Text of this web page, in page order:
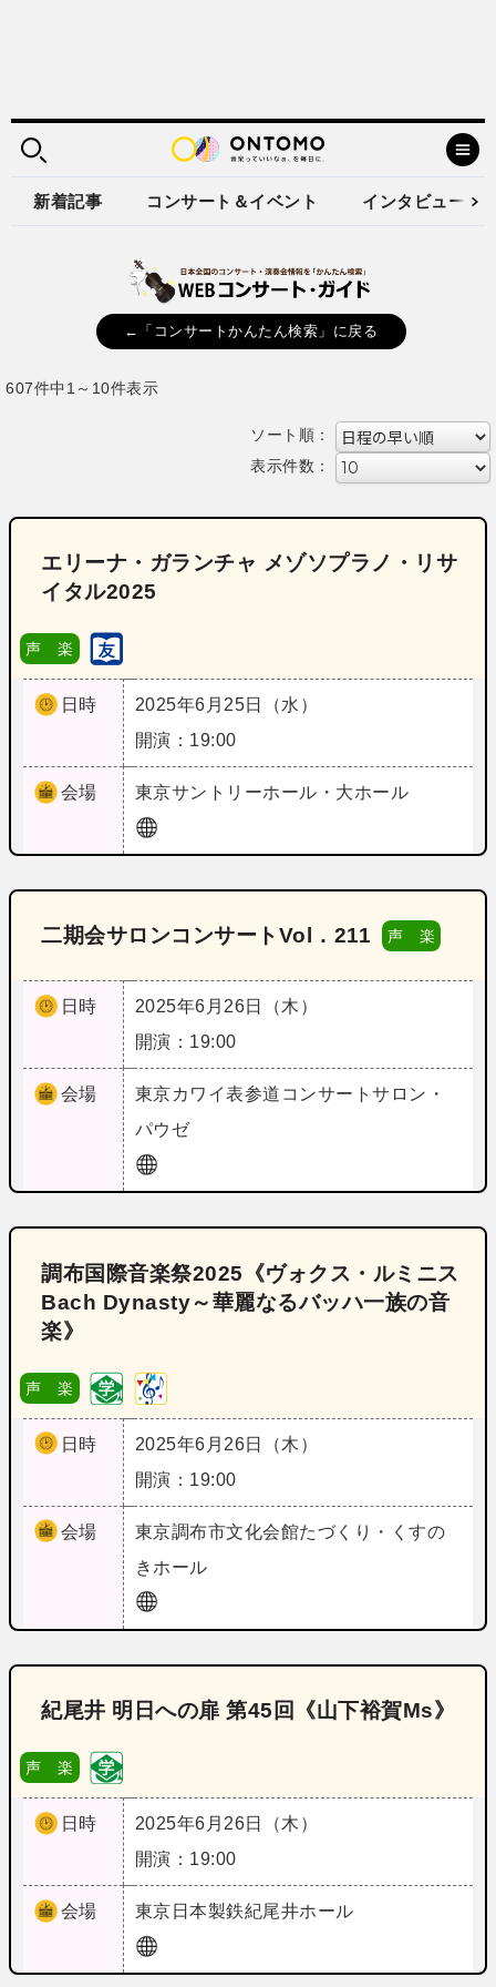
新着記事 コンサート＆イベント インタビュー
←「コンサートかんたん検索」に戻る
607件中1～10件表示
ソート順：
表示件数：
エリーナ・ガランチャ メゾソプラノ・リサ
イタル2025
声 楽
日時
2025年6月25日（水）
開演：19:00
会場 東京サントリーホール・大ホール
二期会サロンコンサートVol．211 声 楽
日時
2025年6月26日（木）
開演：19:00
会場 東京カワイ表参道コンサートサロン・
パウゼ
調布国際音楽祭2025《ヴォクス・ルミニス
Bach Dynasty～華麗なるバッハ一族の音
楽》
声 楽
日時
2025年6月26日（木）
開演：19:00
会場 東京調布市文化会館たづくり・くすの
きホール
紀尾井 明日への扉 第45回《山下裕賀Ms》
声 楽
日時
2025年6月26日（木）
開演：19:00
会場 東京 日本製鉄紀尾井ホール